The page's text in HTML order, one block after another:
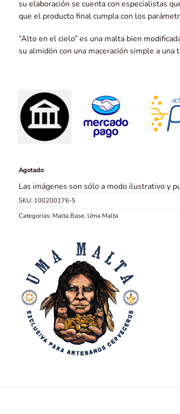
su elaboración se cuenta con especialistas
que el producto final cumpla con los
“Alto en el cielo” es una malta bien
su almidón con una maceración simple a
Agotado
Las imágenes son sólo a modo ilustrativo y
SKU: 100200176-5
Categorías: Malta Base, Uma Malta